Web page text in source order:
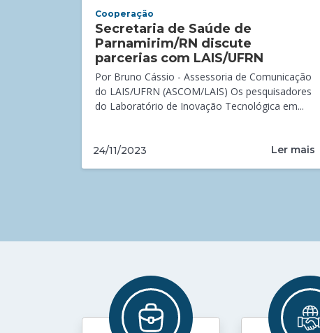
Cooperação
Secretaria de Saúde de
Parnamirim/RN discute
parcerias com LAIS/UFRN
Por Bruno Cássio - Assessoria de Comunicação
do LAIS/UFRN (ASCOM/LAIS) Os pesquisadores
do Laboratório de Inovação Tecnológica em...
24/11/2023 Ler mais